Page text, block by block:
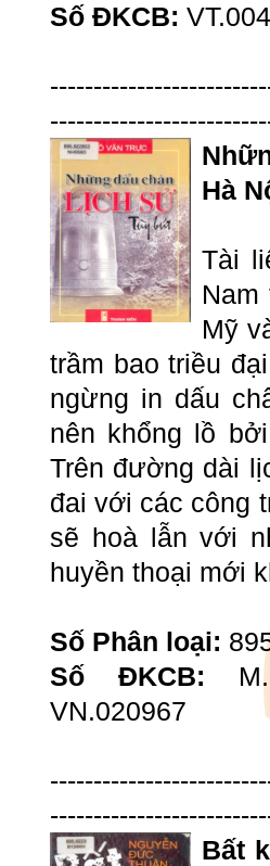
Số ĐKCB:
Hà
Tài
Mỹ
trầm bao triều
ngừng in dấu
nên khổng lồ
Trên đường dài
đai với các công
sẽ hoà lẫn với
huyền thoại mới
Số Phân loại:
Số ĐKCB:
VN.020967
Bất